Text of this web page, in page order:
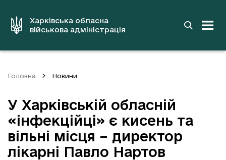
вмістуХарківська обласна
військова адміністрація
Головна Новини
У Харківській обласній
«інфекційці» є кисень та
вільні місця – директор
лікарні Павло Нартов